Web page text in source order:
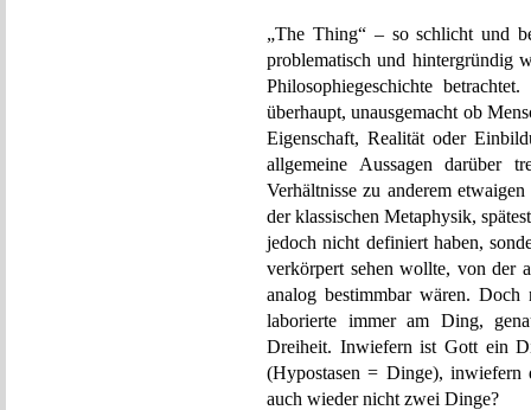
„The Thing“ – so schlicht und
problematisch und hintergründig
Philosophiegeschichte
überhaupt, unausgemacht ob
Eigenschaft, Realität oder
allgemeine Aussagen darüber
Verhältnisse zu anderem
der klassischen Metaphysik,
jedoch nicht definiert haben,
verkörpert sehen wollte, von der
analog bestimmbar wären.
laborierte immer am Ding,
Dreiheit. Inwiefern ist Gott ein
(Hypostasen = Dinge), inwiefern
auch wieder nicht zwei Dinge?